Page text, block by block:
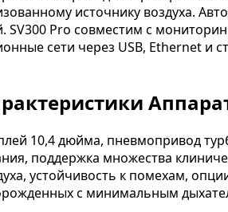
7 августа 2026
всего страдает стопа:
анатомия вопроса
При повреждении
нерва — после травмы,
инъекции или операции на...
Читать
источнику воздуха.
SV300 Pro совместим с
сети через USB, Ethernet и
10,4 дюйма, пневмопривод
поддержка множества
устойчивость к помехам,
с минимальным